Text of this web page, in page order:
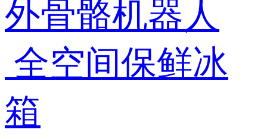
外骨骼机器人
全空间保鲜冰
箱